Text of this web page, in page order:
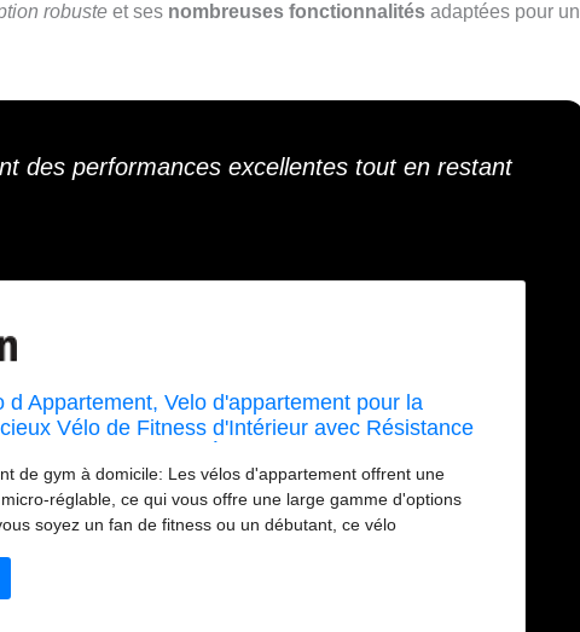
robuste et ses nombreuses fonctionnalités adaptées pour un
des performances excellentes tout en restant
d Appartement, Velo d'appartement pour la
Vélo de Fitness d'Intérieur avec Résistance
180KGBleu
de gym à domicile: Les vélos d'appartement offrent une
réglable, ce qui vous offre une large gamme d'options
soyez un fan de fitness ou un débutant, ce vélo
debout, de rouler assis avec des haltères, de rouler assis
jusqu'à la position tube avant/tube arrière pour l'aérobic de